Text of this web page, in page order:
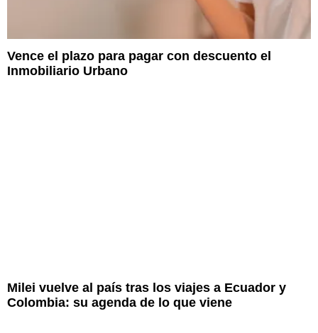
Vence el plazo para pagar con descuento el
Inmobiliario Urbano
Milei vuelve al país tras los viajes a Ecuador y
Colombia: su agenda de lo que viene